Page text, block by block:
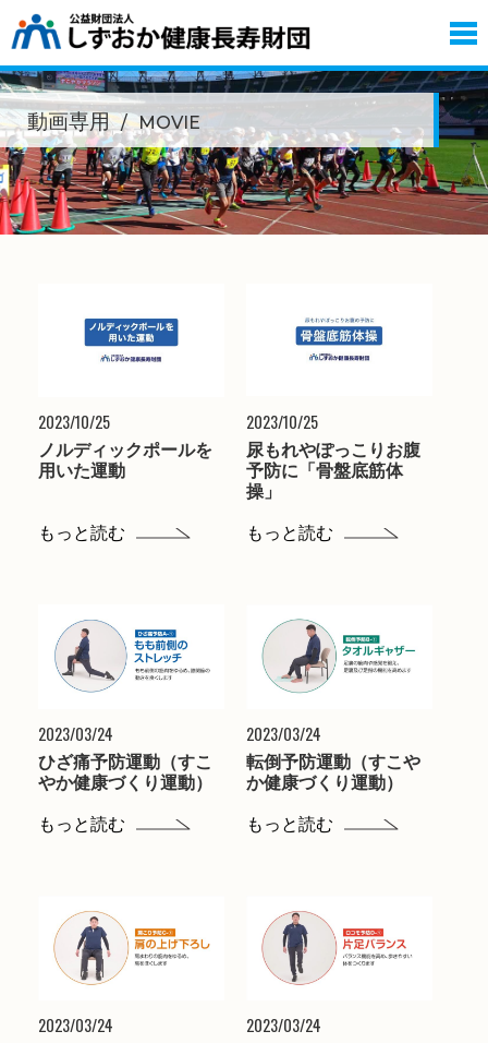
動画専用 MOVIE
2023/10/25
ノルディックポールを
用いた運動
もっと読む
2023/10/25
尿もれやぽっこりお腹
予防に「骨盤底筋体
操」
もっと読む
2023/03/24
ひざ痛予防運動（すこ
やか健康づくり運動）
もっと読む
2023/03/24
転倒予防運動（すこや
か健康づくり運動）
もっと読む
2023/03/24 2023/03/24